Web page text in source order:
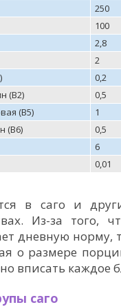
250
100
2,8
2
0,2
(В2)
0,5
(В5)
1
(В6)
0,5
6
0,01
в саго и
Из-за того,
дневную норму,
о размере
вписать каждое
саго